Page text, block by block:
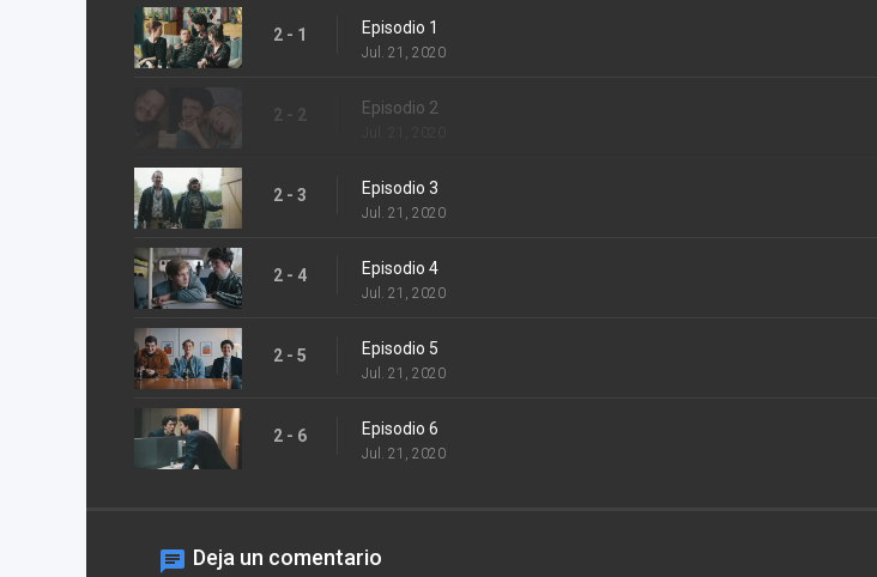
2 - 1 Episodio 1
Jul. 21, 2020
2 - 2 Episodio 2
2 - 3 Episodio 3
Jul. 21, 2020
2 - 4 Episodio 4
Jul. 21, 2020
2 - 5 Episodio 5
Jul. 21, 2020
2 - 6 Episodio 6
Jul. 21, 2020
Deja un comentario